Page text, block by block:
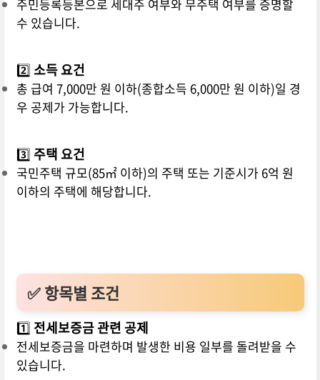
주민등록등본으로 세대주 여부와 무주택 여부를 증명할
수 있습니다.
2️⃣ 소득 요건
총 급여 7,000만 원 이하(종합소득 6,000만 원 이하)일 경
우 공제가 가능합니다.
3️⃣ 주택 요건
국민주택 규모(85㎡ 이하)의 주택 또는 기준시가 6억 원
이하의 주택에 해당합니다.
✅ 항목별 조건
1️⃣ 전세보증금 관련 공제
전세보증금을 마련하며 발생한 비용 일부를 돌려받을 수
있습니다.